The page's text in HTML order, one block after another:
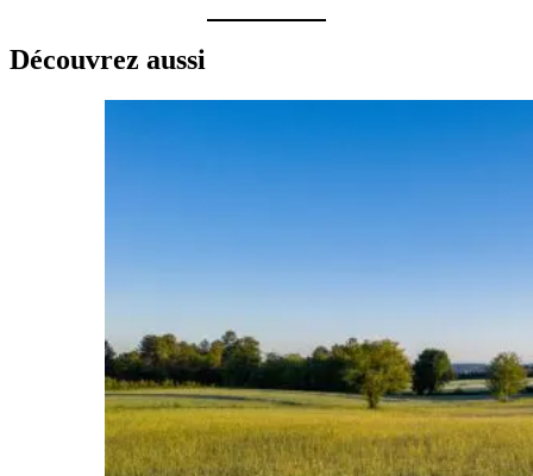
Découvrez aussi